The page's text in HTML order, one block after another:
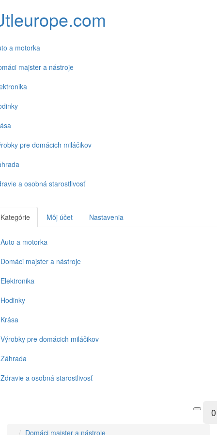
a motorka
majster a nástroje
pre domácich miláčikov
a osobná starostlivosť
Kategórie Môj účet Nastavenia
Auto a motorka
Domáci majster a nástroje
Elektronika
Hodinky
Krása
Výrobky pre domácich miláčikov
Záhrada
Zdravie a osobná starostlivosť
0
Domáci majster a nástroje